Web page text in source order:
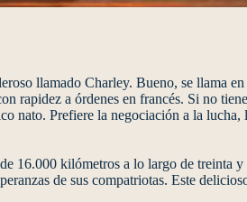
llamado Charley. Bueno, se llama
rapidez a órdenes en francés. Si no
nato. Prefiere la negociación a la
16.000 kilómetros a lo largo de treinta
de sus compatriotas. Este